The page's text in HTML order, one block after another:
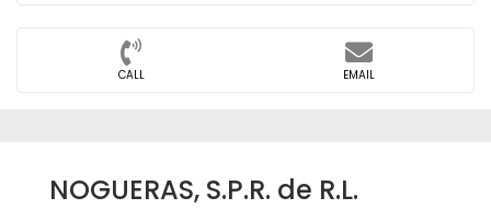
CALL EMAIL
NOGUERAS, S.P.R. de R.L.